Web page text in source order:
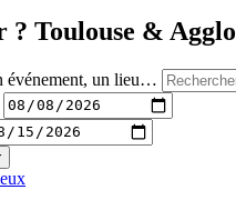
? Toulouse & Agglo
événement, un lieu…